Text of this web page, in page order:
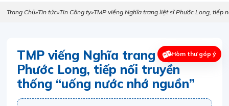
Trang Chủ»Tin tức»Tin Công ty»TMP viếng Nghĩa trang liệt sĩ Phước Long, tiếp
TMP viếng Nghĩa trang liệt sĩ
Phước Long, tiếp nối truyền
thống “uống nước nhớ nguồn”
Hòm thư góp ý